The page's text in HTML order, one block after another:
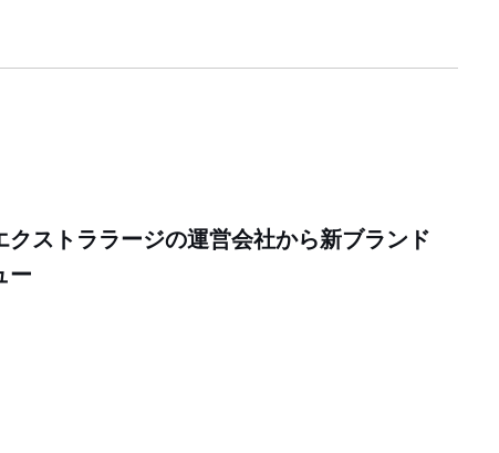
クストララージの運営会社から新ブランド
ー